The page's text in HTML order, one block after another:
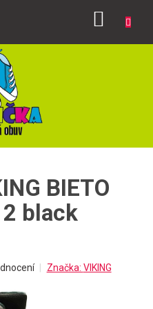
BIETO
black
Značka: VIKING